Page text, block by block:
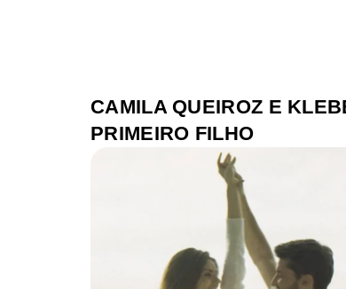
CAMILA QUEIROZ E
PRIMEIRO FILHO